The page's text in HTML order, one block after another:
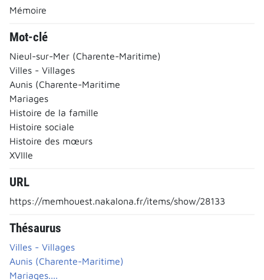
Mémoire
Mot-clé
Nieul-sur-Mer (Charente-Maritime)
Villes - Villages
Aunis (Charente-Maritime
Mariages
Histoire de la famille
Histoire sociale
Histoire des mœurs
XVIIIe
URL
https://memhouest.nakalona.fr/items/show/28133
Thésaurus
Villes - Villages
Aunis (Charente-Maritime)
Mariages....